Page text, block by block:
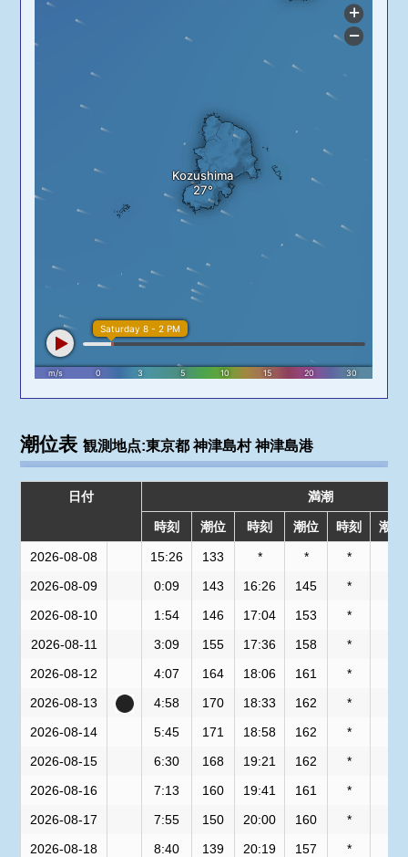
潮位表観測地点:東京都 神津島村 神津島港
日付 満潮
時刻 潮位 時刻 潮位 時刻 潮位
2026-08-08 15:26 133 * * *
2026-08-09
0:09 143 16:26 145 *
2026-08-10
1:54 146 17:04 153 *
2026-08-11
3:09 155 17:36 158 *
2026-08-12
4:07 164 18:06 161 *
2026-08-13
4:58 170 18:33 162 *
2026-08-14
5:45 171 18:58 162 *
2026-08-15
6:30 168 19:21 162 *
2026-08-16
7:13 160 19:41 161 *
2026-08-17
7:55 150 20:00 160 *
2026-08-18
8:40 139 20:19 157 *